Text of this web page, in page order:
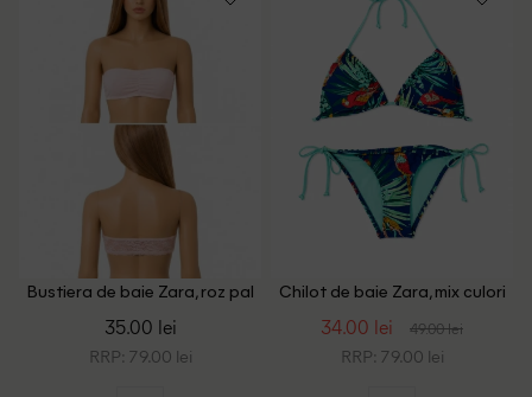
Bustiera de baie Zara, roz pal
35.00 lei
RRP: 79.00 lei
Chilot de baie Zara, mix culori
34.00 lei 49.00 lei
RRP: 79.00 lei